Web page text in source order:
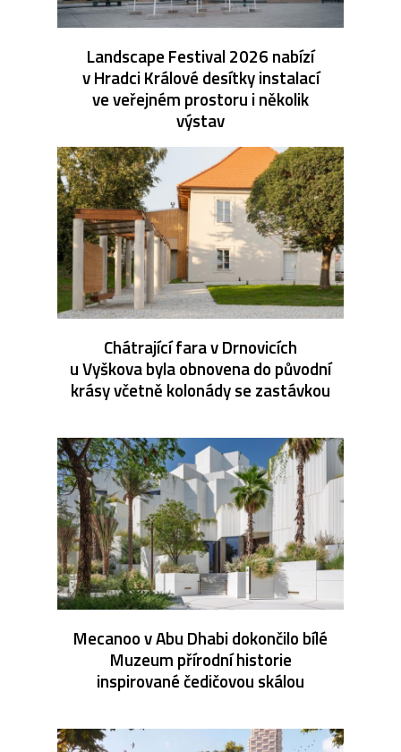
Landscape Festival 2026 nabízí
v Hradci Králové desítky instalací
ve veřejném prostoru i několik
výstav
Chátrající fara v Drnovicích
u Vyškova byla obnovena do původní
krásy včetně kolonády se zastávkou
Mecanoo v Abu Dhabi dokončilo bílé
Muzeum přírodní historie
inspirované čedičovou skálou